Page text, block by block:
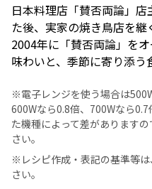
日本料理店「賛否両論」
た後、実家の焼き鳥店を継
2004年に「賛否両論」を
味わいと、季節に寄り添う
※電子レンジを使う場合は
600Wなら0.8倍、700Wなら
た機種によって差があります
さい。
※レシピ作成・表記の基準等は
さい。